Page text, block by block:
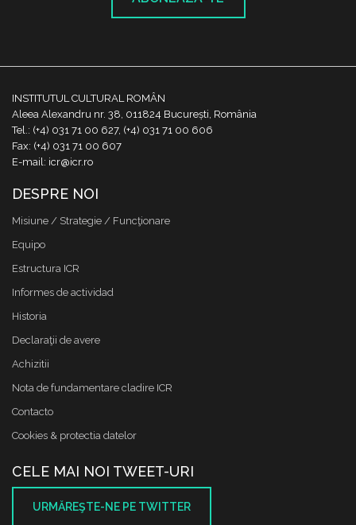
INSTITUTUL CULTURAL ROMÂN
Aleea Alexandru nr. 38, 011824 București, România
Tel.: (+4) 031 71 00 627, (+4) 031 71 00 606
Fax: (+4) 031 71 00 607
E-mail: icr@icr.ro
DESPRE NOI
Misiune / Strategie / Funcţionare
Equipo
Estructura ICR
Informes de actividad
Historia
Declaraţii de avere
Achizitii
Nota de fundamentare cladire ICR
Contacto
Cookies & protectia datelor
CELE MAI NOI TWEET-URI
URMĂREŞTE-NE PE TWITTER